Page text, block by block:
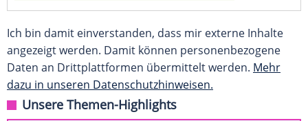
Ich bin damit einverstanden, dass mir externe Inhalte
angezeigt werden. Damit können personenbezogene
Daten an Drittplattformen übermittelt werden. Mehr
dazu in unseren Datenschutzhinweisen.
Unsere Themen-Highlights